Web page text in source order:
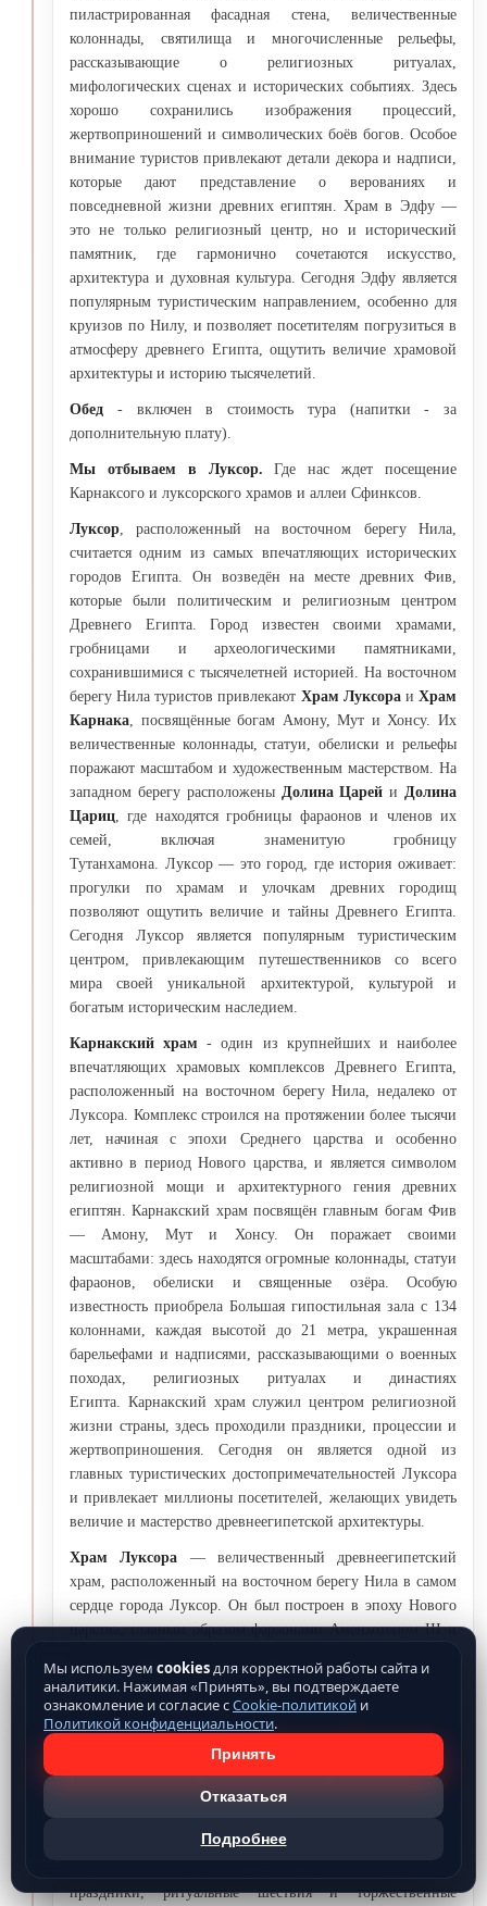
пиластрированная фасадная стена, величественные
колоннады, святилища и многочисленные рельефы,
рассказывающие о религиозных ритуалах,
мифологических сценах и исторических событиях. Здесь
хорошо сохранились изображения процессий,
жертвоприношений и символических боёв богов. Особое
внимание туристов привлекают детали декора и надписи,
которые дают представление о верованиях и
повседневной жизни древних египтян. Храм в Эдфу —
это не только религиозный центр, но и исторический
памятник, где гармонично сочетаются искусство,
архитектура и духовная культура. Сегодня Эдфу является
популярным туристическим направлением, особенно для
круизов по Нилу, и позволяет посетителям погрузиться в
атмосферу древнего Египта, ощутить величие храмовой
архитектуры и историю тысячелетий.
Обед - включен в стоимость тура (напитки - за
дополнительную плату).
Мы отбываем в Луксор. Где нас ждет посещение
Карнаксого и луксорского храмов и аллеи Сфинксов.
Луксор , расположенный на восточном берегу Нила,
считается одним из самых впечатляющих исторических
городов Египта. Он возведён на месте древних Фив,
которые были политическим и религиозным центром
Древнего Египта. Город известен своими храмами,
гробницами и археологическими памятниками,
сохранившимися с тысячелетней историей. На восточном
берегу Нила туристов привлекают Храм ЛуксораиХрам
Карнака , посвящённые богам Амону, Мут и Хонсу. Их
величественные колоннады, статуи, обелиски и рельефы
поражают масштабом и художественным мастерством. На
западном берегу расположены Долина Царей и Долина
Цариц , где находятся гробницы фараонов и членов их
семей, включая знаменитую гробницу
Тутанхамона. Луксор — это город, где история оживает:
прогулки по храмам и улочкам древних городищ
позволяют ощутить величие и тайны Древнего Египта.
Сегодня Луксор является популярным туристическим
центром, привлекающим путешественников со всего
мира своей уникальной архитектурой, культурой и
богатым историческим наследием.
Карнакский храм - один из крупнейших и наиболее
впечатляющих храмовых комплексов Древнего Египта,
расположенный на восточном берегу Нила, недалеко от
Луксора. Комплекс строился на протяжении более тысячи
лет, начиная с эпохи Среднего царства и особенно
активно в период Нового царства, и является символом
религиозной мощи и архитектурного гения древних
египтян. Карнакский храм посвящён главным богам Фив
— Амону, Мут и Хонсу. Он поражает своими
масштабами: здесь находятся огромные колоннады, статуи
фараонов, обелиски и священные озёра. Особую
известность приобрела Большая гипостильная зала с 134
колоннами, каждая высотой до 21 метра, украшенная
барельефами и надписями, рассказывающими о военных
походах, религиозных ритуалах и династиях
Египта. Карнакский храм служил центром религиозной
жизни страны, здесь проходили праздники, процессии и
жертвоприношения. Сегодня он является одной из
главных туристических достопримечательностей Луксора
и привлекает миллионы посетителей, желающих увидеть
величие и мастерство древнеегипетской архитектуры.
Храм Луксора — величественный древнеегипетский
храм, расположенный на восточном берегу Нила в самом
сердце города Луксор. Он был построен в эпоху Нового
царства, главным образом фараонами Аменхотепом III и
их сыну Хонсу. Храм отличается гармоничной
архитектурой: длинная колоннада, величественные
пилоны, статуи фараонов и рельефы, изображающие
божественные процессии и сцены из жизни правителей.
Особую атмосферу создают обелиски, аллеи сфинксов и
священные дворы, которые соединяли храм с Карнакским
"Аллею
Храм Луксора служил центром религиозной
праздники, ритуальные шествия и торжественные
Мы используем cookiesдля корректной работы сайта и
аналитики. Нажимая «Принять», вы подтверждаете
ознакомление и согласие сCookie-политикой и
Политикой конфиденциальности.
Принять
Отказаться
Подробнее